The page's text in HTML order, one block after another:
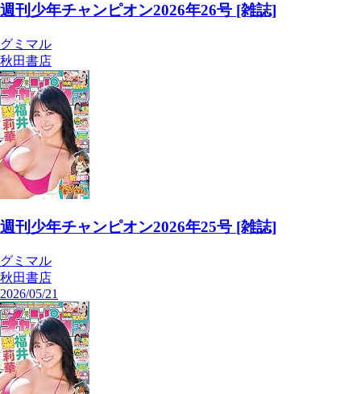
週刊少年チャンピオン2026年26号 [雑誌]
グミマル
秋田書店
週刊少年チャンピオン2026年25号 [雑誌]
グミマル
秋田書店
2026/05/21